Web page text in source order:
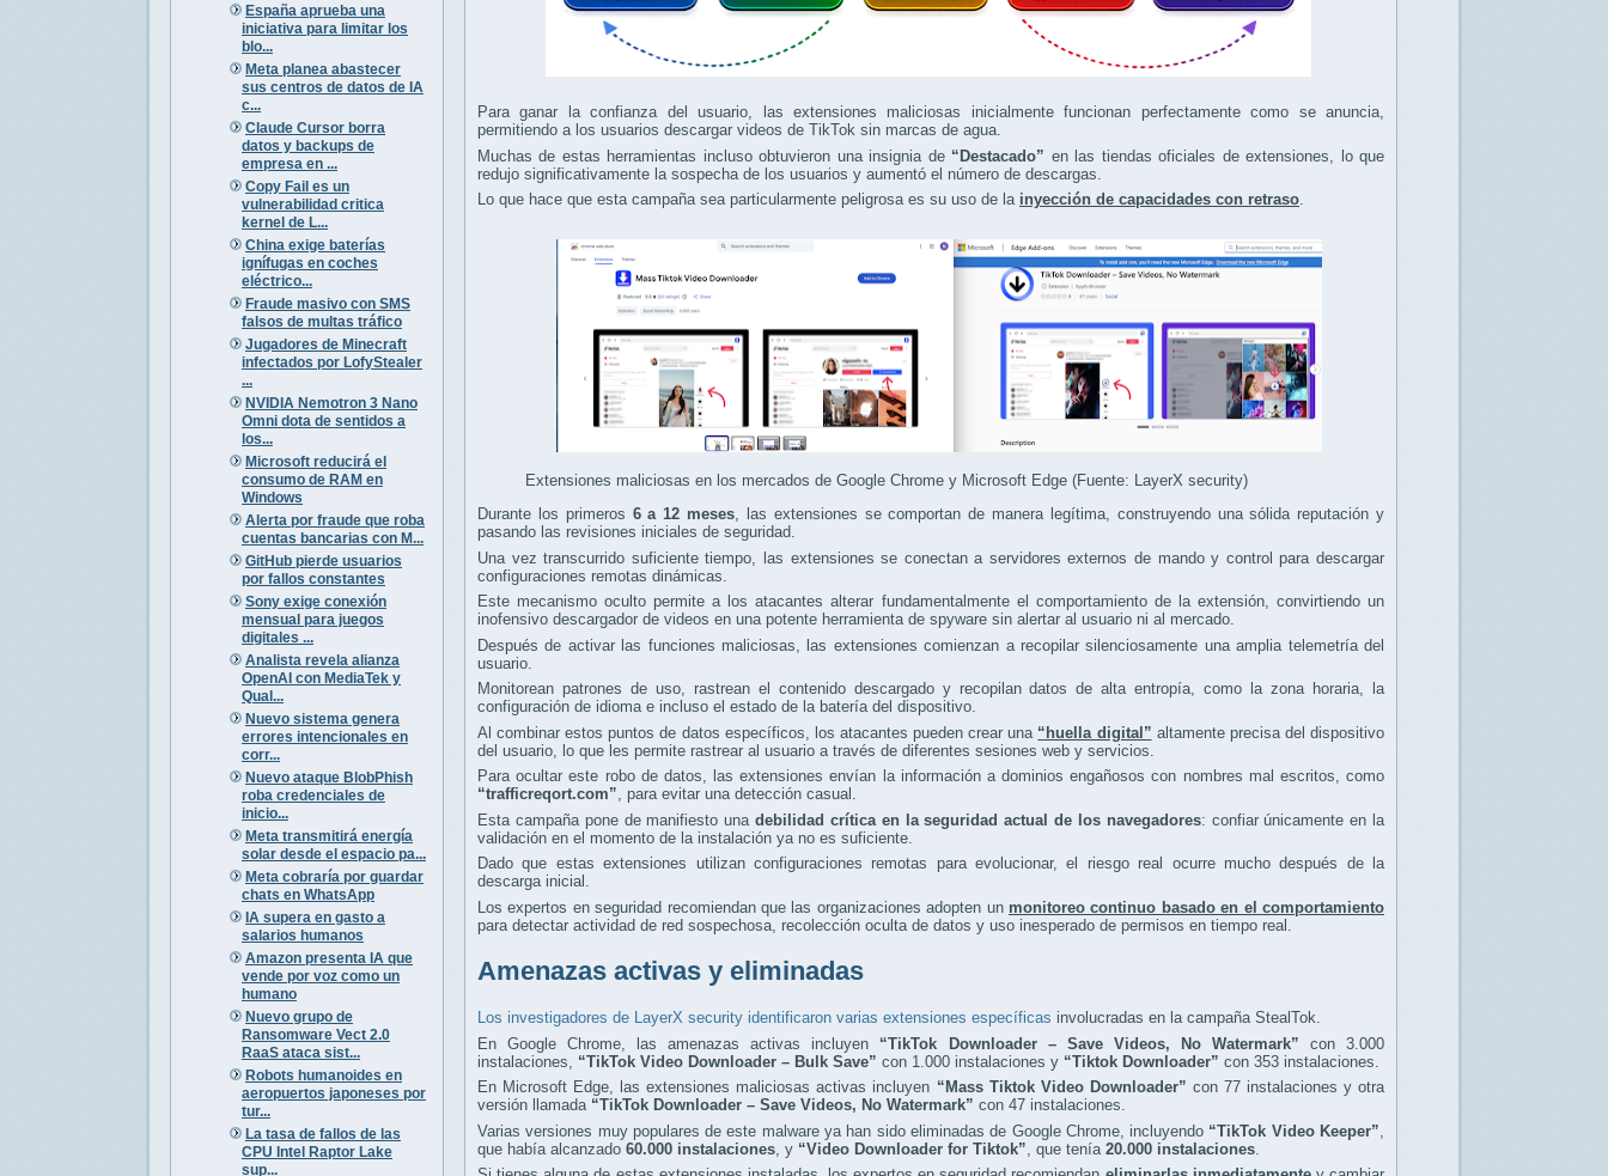
España aprueba una
iniciativa para limitar los
blo...
Meta planea abastecer
sus centros de datos de IA
c...
Claude Cursor borra
datos y backups de
empresa en ...
Copy Fail es un
vulnerabilidad critica
kernel de L...
China exige baterías
ignífugas en coches
eléctrico...
Fraude masivo con SMS
falsos de multas tráfico
Jugadores de Minecraft
infectados por LofyStealer
...
NVIDIA Nemotron 3 Nano
Omni dota de sentidos a
los...
Microsoft reducirá el
consumo de RAM en
Windows
Alerta por fraude que roba
cuentas bancarias con M...
GitHub pierde usuarios
por fallos constantes
Sony exige conexión
mensual para juegos
digitales ...
Analista revela alianza
OpenAI con MediaTek y
Qual...
Nuevo sistema genera
errores intencionales en
corr...
Nuevo ataque BlobPhish
roba credenciales de
inicio...
Meta transmitirá energía
solar desde el espacio pa...
Meta cobraría por guardar
chats en WhatsApp
IA supera en gasto a
salarios humanos
Amazon presenta IA que
vende por voz como un
humano
Nuevo grupo de
Ransomware Vect 2.0
RaaS ataca sist...
Robots humanoides en
aeropuertos japoneses por
tur...
La tasa de fallos de las
CPU Intel Raptor Lake
sup...
Para ganar la confianza del usuario, las extensiones maliciosas inicialmente funcionan perfectamente como se anuncia,
permitiendo a los usuarios descargar videos de TikTok sin marcas de agua.
Muchas de estas herramientas incluso obtuvieron una insignia de “Destacado” en las tiendas oficiales de extensiones, lo que
redujo significativamente la sospecha de los usuarios y aumentó el número de descargas.
Lo que hace que esta campaña sea particularmente peligrosa es su uso de la inyección de capacidades con retraso.
Extensiones maliciosas en los mercados de Google Chrome y Microsoft Edge (Fuente: LayerX security)
Durante los primeros 6 a 12 meses, las extensiones se comportan de manera legítima, construyendo una sólida reputación y
pasando las revisiones iniciales de seguridad.
Una vez transcurrido suficiente tiempo, las extensiones se conectan a servidores externos de mando y control para descargar
configuraciones remotas dinámicas.
Este mecanismo oculto permite a los atacantes alterar fundamentalmente el comportamiento de la extensión, convirtiendo un
inofensivo descargador de videos en una potente herramienta de spyware sin alertar al usuario ni al mercado.
Después de activar las funciones maliciosas, las extensiones comienzan a recopilar silenciosamente una amplia telemetría del
usuario.
Monitorean patrones de uso, rastrean el contenido descargado y recopilan datos de alta entropía, como la zona horaria, la
configuración de idioma e incluso el estado de la batería del dispositivo.
Al combinar estos puntos de datos específicos, los atacantes pueden crear una “huella digital” altamente precisa del dispositivo
del usuario, lo que les permite rastrear al usuario a través de diferentes sesiones web y servicios.
Para ocultar este robo de datos, las extensiones envían la información a dominios engañosos con nombres mal escritos, como
“trafficreqort.com”, para evitar una detección casual.
Esta campaña pone de manifiesto una debilidad crítica en la seguridad actual de los navegadores: confiar únicamente en la
validación en el momento de la instalación ya no es suficiente.
Dado que estas extensiones utilizan configuraciones remotas para evolucionar, el riesgo real ocurre mucho después de la
descarga inicial.
Los expertos en seguridad recomiendan que las organizaciones adopten un monitoreo continuo basado en el comportamiento
para detectar actividad de red sospechosa, recolección oculta de datos y uso inesperado de permisos en tiempo real.
Amenazas activas y eliminadas
Los investigadores de LayerX security identificaron varias extensiones específicas involucradas en la campaña StealTok.
En Google Chrome, las amenazas activas incluyen “TikTok Downloader – Save Videos, No Watermark” con 3.000
instalaciones, “TikTok Video Downloader – Bulk Save” con 1.000 instalaciones y “Tiktok Downloader” con 353 instalaciones.
En Microsoft Edge, las extensiones maliciosas activas incluyen “Mass Tiktok Video Downloader” con 77 instalaciones y otra
versión llamada “TikTok Downloader – Save Videos, No Watermark” con 47 instalaciones.
Varias versiones muy populares de este malware ya han sido eliminadas de Google Chrome, incluyendo “TikTok Video Keeper”
que había alcanzado 60.000 instalaciones , y “Video Downloader for Tiktok” , que tenía 20.000 instalaciones